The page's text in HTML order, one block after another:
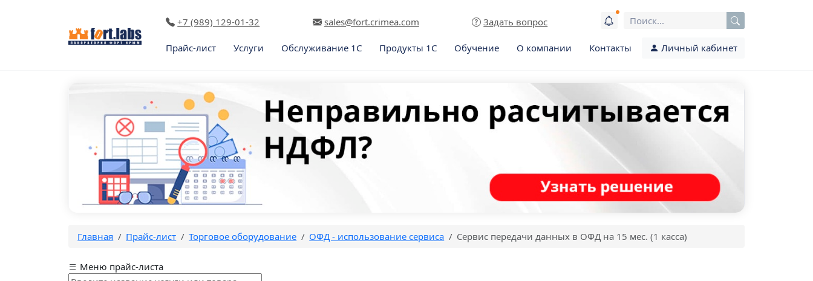
+7 (989) 129-01-32 sales@fort.crimea.com Задать вопрос
Прайс-лист Услуги Обслуживание 1С Продукты 1С Обучение О компании Контакты Личный кабинет
Главная Прайс-лист Торговое оборудование ОФД - использование сервиса Сервис передачи данных в ОФД на 15 мес. (1 касса)
Меню прайс-листа